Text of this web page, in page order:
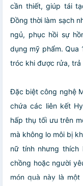
cần thiết, giúp tái
Đồng thời làm sạch
ngủ, phục hồi sự
dụng mỹ phẩm. Qua
tróc khi được rửa, trả
Đặc biệt công nghệ
chứa các liên kết
hấp thụ tối ưu trên
mà không lo môi bị
nữ tính nhưng
chồng hoặc người
món quà này là